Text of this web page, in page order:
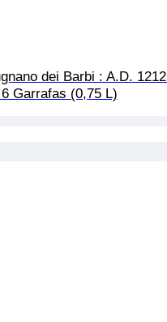
dei Barbi : A.D. 1212
Garrafas (0,75 L)